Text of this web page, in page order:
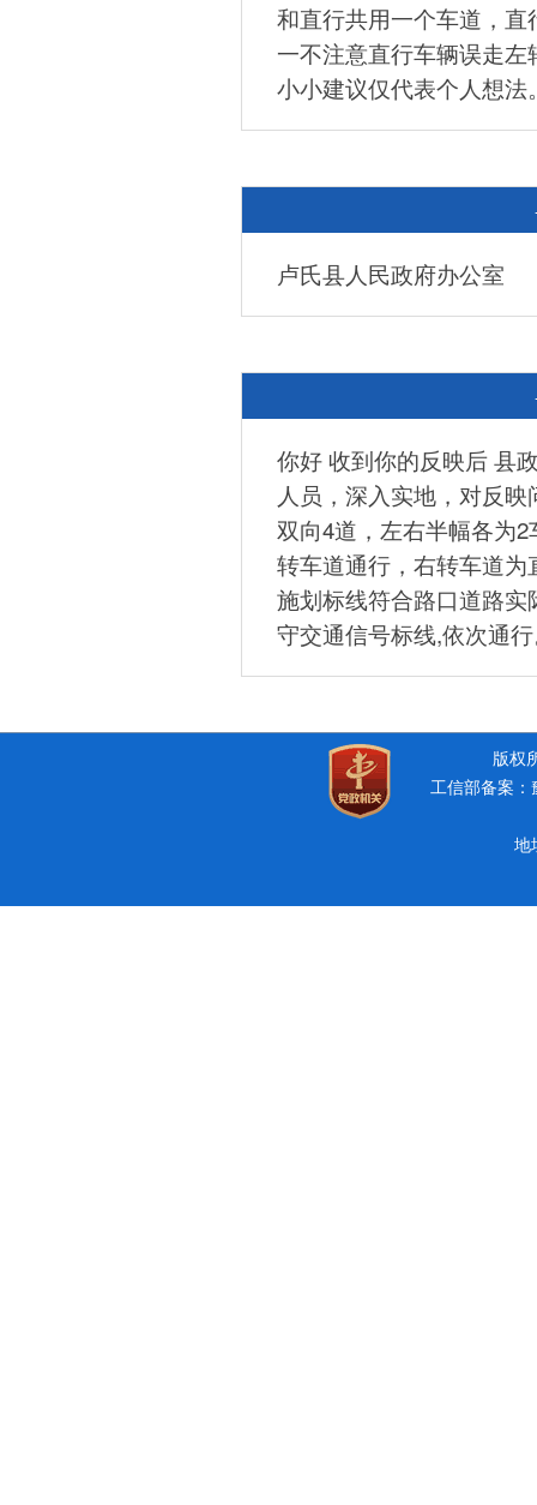
和直行共用一个车道，
一不注意直行车辆误走
小小建议仅代表个人想法
卢氏县人民政府办公室
你好 收到你的反映后 县
人员，深入实地，对反
双向4道，左右半幅各为
转车道通行，右转车道
施划标线符合路口道路
守交通信号标线,依次通
版权
工信部备案
地